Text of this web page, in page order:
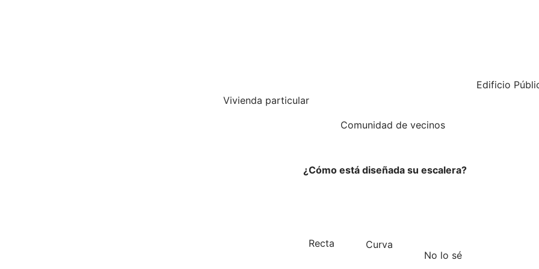
Vivienda particular
Comunidad de vecinos
Edificio
¿Cómo está diseñada su escalera?
Recta
Curva
No lo sé